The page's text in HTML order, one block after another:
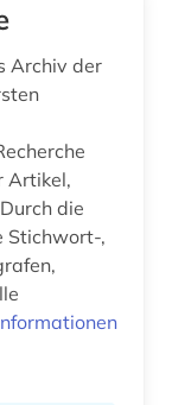
Archiv der
Artikel,
die
Stichwort-,